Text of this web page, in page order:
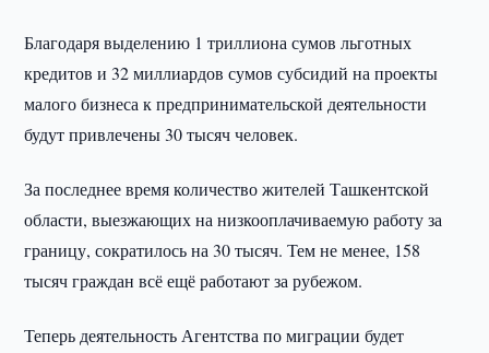
Благодаря выделению 1 триллиона сумов льготных
кредитов и 32 миллиардов сумов субсидий на проекты
малого бизнеса к предпринимательской деятельности
будут привлечены 30 тысяч человек.
За последнее время количество жителей Ташкентской
области, выезжающих на низкооплачиваемую работу за
границу, сократилось на 30 тысяч. Тем не менее, 158
тысяч граждан всё ещё работают за рубежом.
Теперь деятельность Агентства по миграции будет